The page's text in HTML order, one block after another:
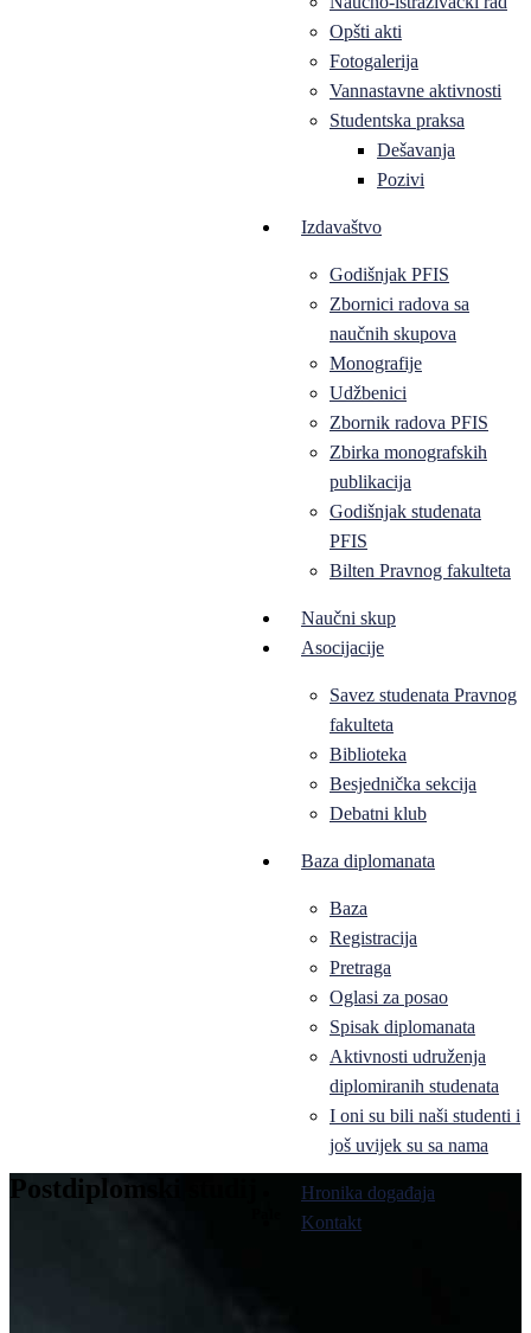
Opšti akti
Fotogalerija
Vannastavne aktivnosti
Studentska praksa
Dešavanja
Pozivi
Izdavaštvo
Godišnjak PFIS
Zbornici radova sa
naučnih skupova
Monografije
Udžbenici
Zbornik radova PFIS
Zbirka monografskih
publikacija
Godišnjak studenata
PFIS
Bilten Pravnog fakulteta
Naučni skup
Asocijacije
Savez studenata Pravnog
fakulteta
Biblioteka
Besjednička sekcija
Debatni klub
Baza diplomanata
Baza
Registracija
Pretraga
Oglasi za posao
Spisak diplomanata
Aktivnosti udruženja
diplomiranih studenata
I oni su bili naši studenti i
još uvijek su sa nama
Hronika događaja
Kontakt
Postdiplomski studij